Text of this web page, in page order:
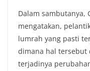
Dalam sambutanya,
mengatakan,
lumrah yang pasti
dimana hal tersebut
terjadinya